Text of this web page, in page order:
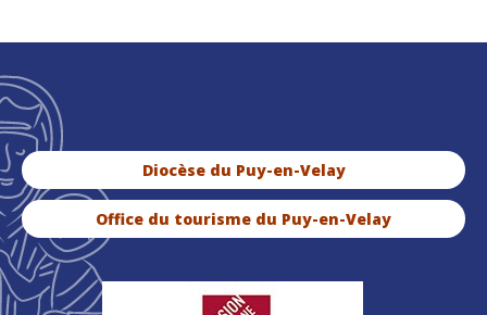
Diocèse du Puy-en-Velay
Office du tourisme du Puy-en-Velay